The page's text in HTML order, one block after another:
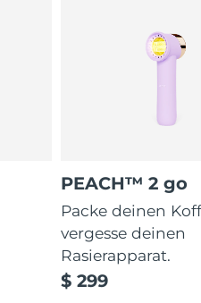
PEACH™ 2 go
Packe deinen
vergesse deinen
Rasierapparat.
$ 299